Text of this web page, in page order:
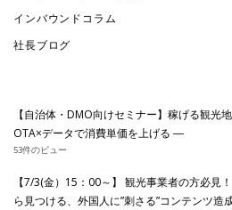
インバウンドコラム
社長ブログ
【自治体・DMO向けセミナー】稼げる観光
OTA×データで消費単価を上げる ―
53件のビュー
【7/3(金）15：00～】 観光事業者の方必見
ら見つける、外国人に”刺さる”コンテンツ造